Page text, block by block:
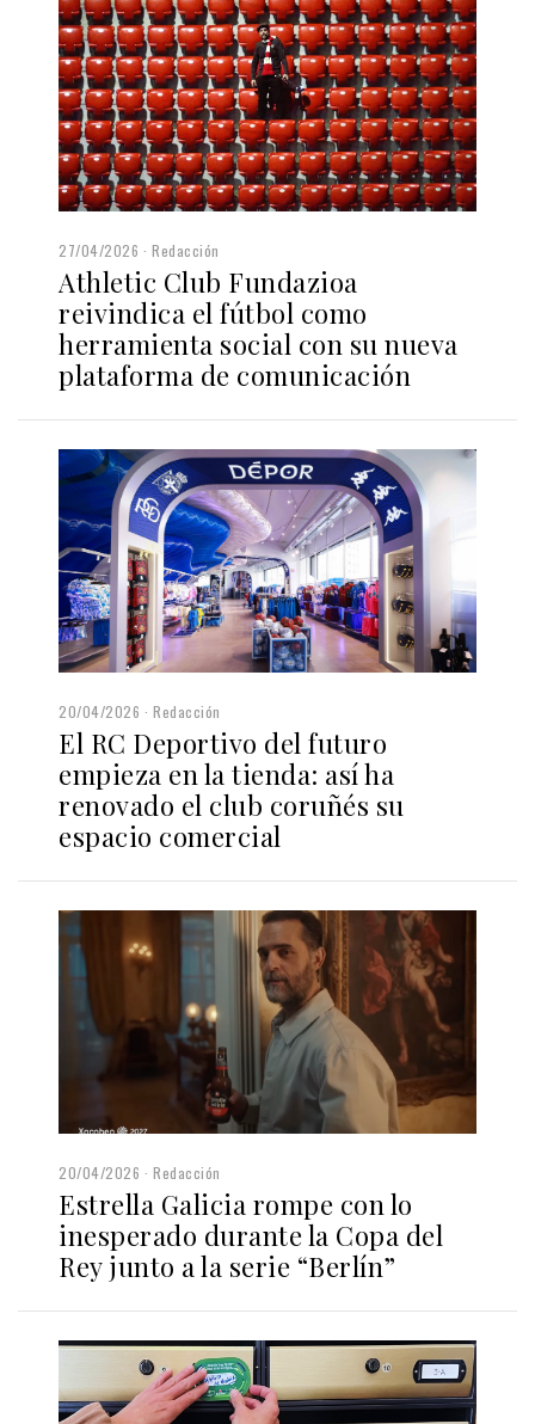
27/04/2026 Redacción
Athletic Club Fundazioa
reivindica el fútbol como
herramienta social con su nueva
plataforma de comunicación
20/04/2026 Redacción
El RC Deportivo del futuro
empieza en la tienda: así ha
renovado el club coruñés su
espacio comercial
20/04/2026 Redacción
Estrella Galicia rompe con lo
inesperado durante la Copa del
Rey junto a la serie “Berlín”